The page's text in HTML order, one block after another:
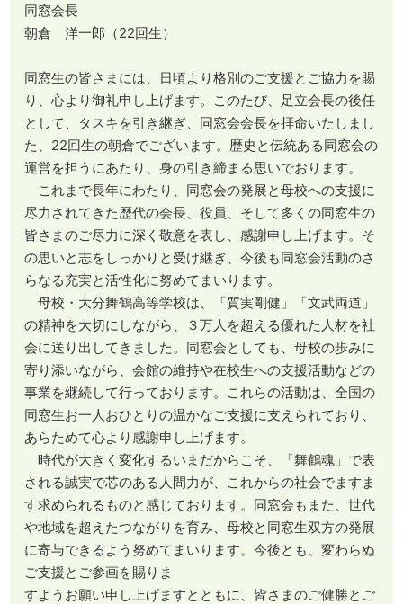
同窓会長
朝倉 洋一郎（22回生）
同窓生の皆さまには、日頃より格別のご支援とご協力を賜
り、心より御礼申し上げます。このたび、足立会長の後任
として、タスキを引き継ぎ、同窓会会長を拝命いたしまし
た、22回生の朝倉でございます。歴史と伝統ある同窓会の
運営を担うにあたり、身の引き締まる思いでおります。
これまで長年にわたり、同窓会の発展と母校への支援に
尽力されてきた歴代の会長、役員、そして多くの同窓生の
皆さまのご尽力に深く敬意を表し、感謝申し上げます。そ
の思いと志をしっかりと受け継ぎ、今後も同窓会活動のさ
らなる充実と活性化に努めてまいります。
母校・大分舞鶴高等学校は、「質実剛健」「文武両道」
の精神を大切にしながら、３万人を超える優れた人材を社
会に送り出してきました。同窓会としても、母校の歩みに
寄り添いながら、会館の維持や在校生への支援活動などの
事業を継続して行っております。これらの活動は、全国の
同窓生お一人おひとりの温かなご支援に支えられており、
あらためて心より感謝申し上げます。
時代が大きく変化するいまだからこそ、「舞鶴魂」で表
される誠実で芯のある人間力が、これからの社会でますま
す求められるものと感じております。同窓会もまた、世代
や地域を超えたつながりを育み、母校と同窓生双方の発展
に寄与できるよう努めてまいります。今後とも、変わらぬ
ご支援とご参画を賜りま
すようお願い申し上げますとともに、皆さまのご健勝とご